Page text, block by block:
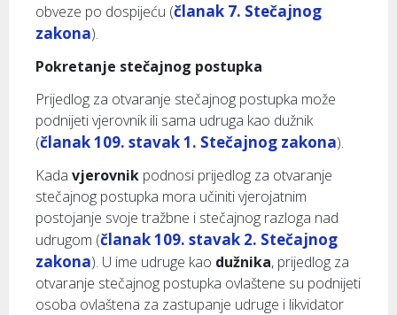
obveze po dospijeću (članak 7. Stečajnog
zakona).
Pokretanje stečajnog postupka
Prijedlog za otvaranje stečajnog postupka može
podnijeti vjerovnik ili sama udruga kao dužnik
(članak 109. stavak 1. Stečajnog zakona).
Kada vjerovnik podnosi prijedlog za otvaranje
stečajnog postupka mora učiniti vjerojatnim
postojanje svoje tražbne i stečajnog razloga nad
udrugom (članak 109. stavak 2. Stečajnog
zakona). U ime udruge kao dužnika, prijedlog za
otvaranje stečajnog postupka ovlaštene su podnijeti
osoba ovlaštena za zastupanje udruge i likvidator